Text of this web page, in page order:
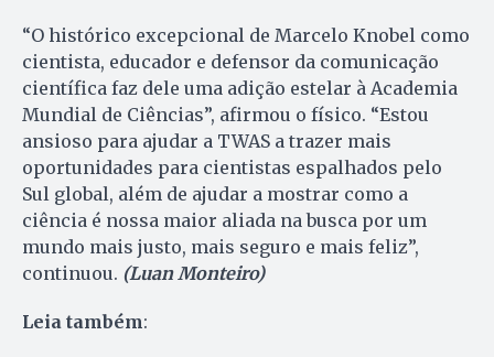
“O histórico excepcional de Marcelo Knobel como
cientista, educador e defensor da comunicação
científica faz dele uma adição estelar à Academia
Mundial de Ciências”, afirmou o físico. “Estou
ansioso para ajudar a TWAS a trazer mais
oportunidades para cientistas espalhados pelo
Sul global, além de ajudar a mostrar como a
ciência é nossa maior aliada na busca por um
mundo mais justo, mais seguro e mais feliz”,
continuou. (Luan Monteiro)
Leia também: